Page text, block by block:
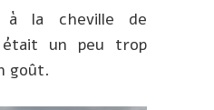
à la cheville de
un peu trop
goût.